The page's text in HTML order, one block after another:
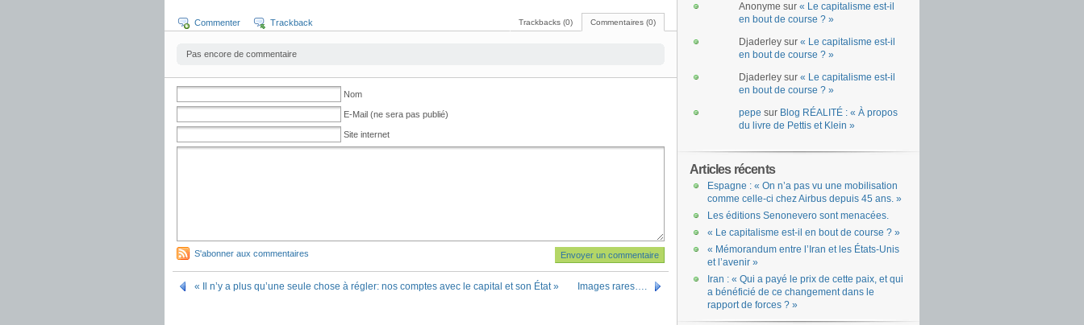
Commentaires (0)
Trackbacks (0)
Commenter Trackback
Pas encore de commentaire
Nom
E-Mail (ne sera pas publié)
Site internet
S'abonner aux commentaires
« Il n’y a plus qu’une seule chose à régler: nos comptes avec le capital et son État » Images rares….
Anonyme sur « Le capitalisme est-il
en bout de course ? »
Djaderley sur « Le capitalisme est-il
en bout de course ? »
Djaderley sur « Le capitalisme est-il
en bout de course ? »
pepe sur Blog RÉALITÉ : « À propos
du livre de Pettis et Klein »
Articles récents
Espagne : « On n’a pas vu une mobilisation
comme celle-ci chez Airbus depuis 45 ans. »
Les éditions Senonevero sont menacées.
« Le capitalisme est-il en bout de course ? »
« Mémorandum entre l’Iran et les États-Unis
et l’avenir »
Iran : « Qui a payé le prix de cette paix, et qui
a bénéficié de ce changement dans le
rapport de forces ? »